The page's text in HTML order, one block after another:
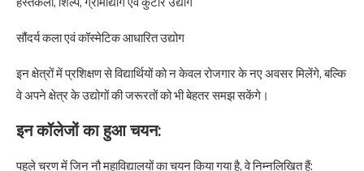
सौंदर्य कला एवं कॉस्मेटिक आधारित उद्योग
इन क्षेत्रों में प्रशिक्षण से विद्यार्थियों को न केवल रोजगार के नए अवसर मिलेंगे, बल्कि
वे अपने क्षेत्र के उद्योगों की जरूरतों को भी बेहतर समझ सकेंगे।
इन कॉलेजों का हुआ चयन:
पहले चरण में जिन नौ महाविद्यालयों का चयन किया गया है, वे निम्नलिखित हैं: